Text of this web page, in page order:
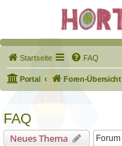
Startseite FAQ
Portal Foren-Übersicht
FAQ
Neues Thema